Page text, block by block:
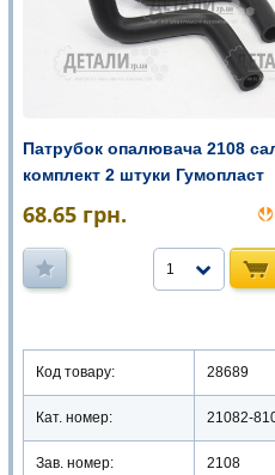
Патрубок опалювача 2108
комплект 2 штуки Гумопласт
68.65 грн.
1
Код товару: 28689
Кат. номер: 21082-
Зав. номер: 2108